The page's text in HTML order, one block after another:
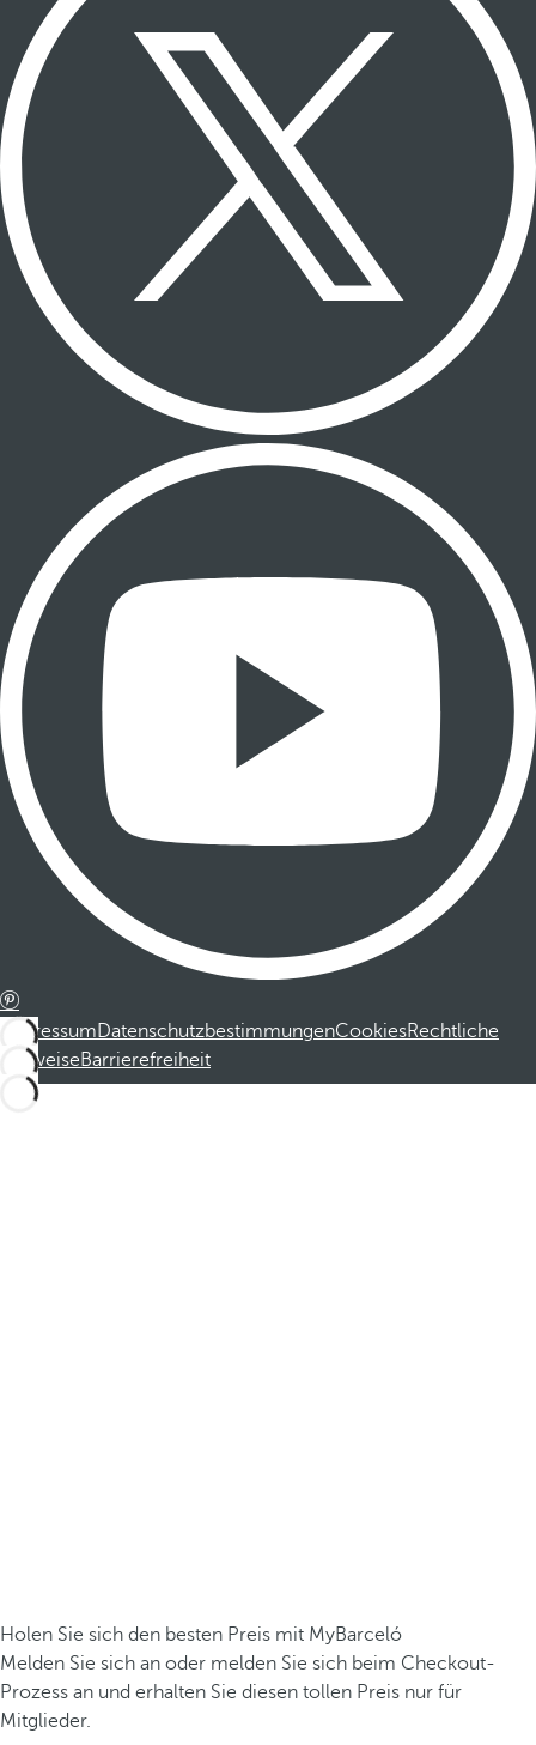
ImpressumDatenschutzbestimmungenCookiesRechtliche
HinweiseBarrierefreiheit
Holen Sie sich den besten Preis mit MyBarceló
Melden Sie sich an oder melden Sie sich beim Checkout-
Prozess an und erhalten Sie diesen tollen Preis nur für
Mitglieder.